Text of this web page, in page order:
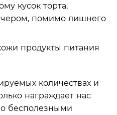
кусок торта,
помимо лишнего
количествах и
награждает нас
бесполезными